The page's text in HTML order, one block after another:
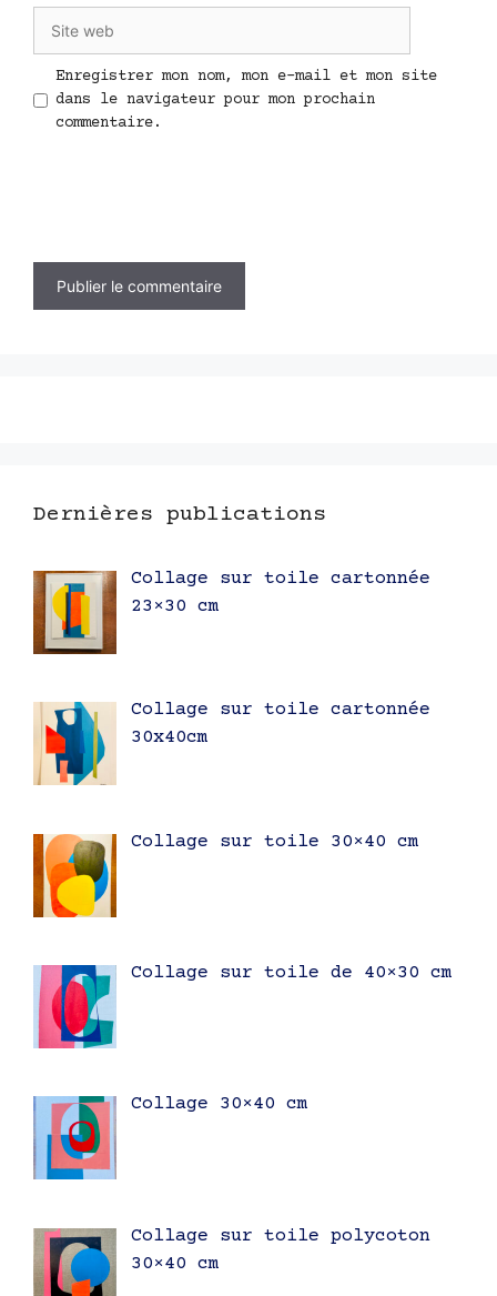
web
Enregistrer mon nom, mon e-mail et mon site
dans le navigateur pour mon prochain
commentaire.
Dernières publications
Collage sur toile cartonnée
23×30 cm
Collage sur toile cartonnée
30x40cm
Collage sur toile 30×40 cm
Collage sur toile de 40×30 cm
Collage 30×40 cm
Collage sur toile polycoton
30×40 cm